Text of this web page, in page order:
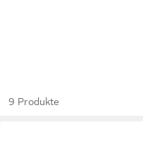
9 Produkte